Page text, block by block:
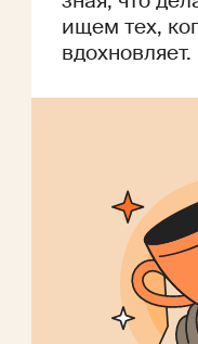
ищем тех,
вдохновляет.